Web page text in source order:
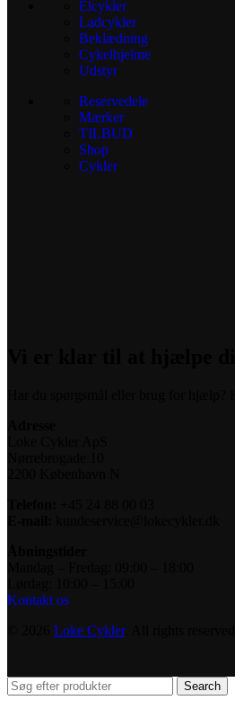
Elcykler
Ladcykler
Beklædning
Cykelhjelme
Udstyr
Reservedele
Mærker
TILBUD
Shop
Cykler
Kontakt os
Loke Cykler. All rights reserved
Search